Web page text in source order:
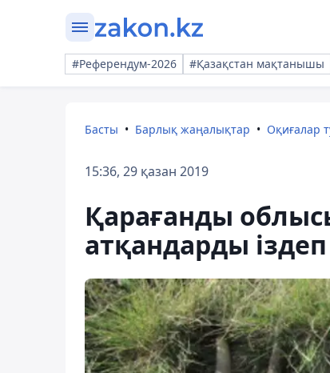
#Референдум-2026 #Қазақстан мақтанышы
Басты Барлық жаңалықтар Оқиғалар
15:36, 29 қазан 2019
Қарағанды
атқандарды